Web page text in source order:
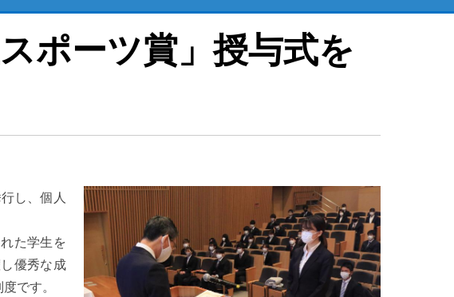
ポーツ賞」授与式を
し、個人
た学生を
優秀な成
です。